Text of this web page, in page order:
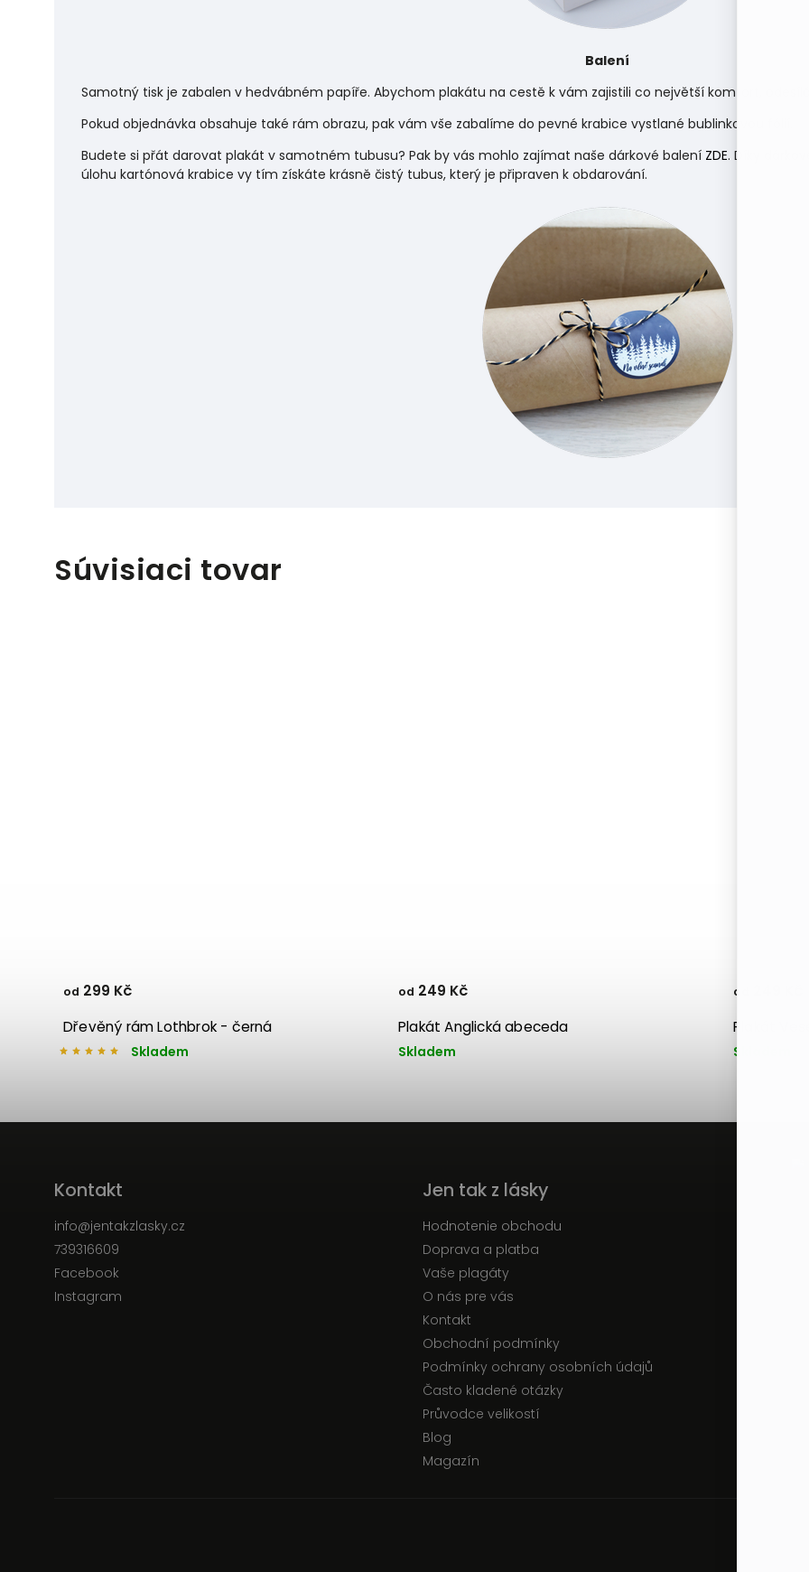
Balení
Samotný tisk je zabalen v hedvábném papíře. Abychom plakátu na cestě k vám zajistili co největší komfort,
Pokud objednávka obsahuje také rám obrazu, pak vám vše zabalíme do pevné krabice vystlané bublinkovou fólií.
Budete si přát darovat plakát v samotném tubusu? Pak by vás mohlo zajímat naše dárkové balení ZDE. Díky
úlohu kartónová krabice vy tím získáte krásně čistý tubus, který je připraven k obdarování.
Súvisiaci tovar
Dřevěný rám Lothbrok - černá
Skladem
od 299 Kč
Plakát Anglická abeceda
Skladem
od 249 Kč
Plakát
Skladem
od
Kontakt
info@jentakzlasky.cz
739316609
Facebook
Instagram
Jen tak z lásky
Hodnotenie obchodu
Doprava a platba
Vaše plagáty
O nás pre vás
Kontakt
Obchodní podmínky
Podmínky ochrany osobních údajů
Často kladené otázky
Průvodce velikostí
Blog
Magazín